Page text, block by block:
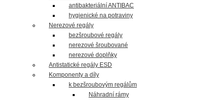
antibakteriální ANTIBAC
hygienické na potraviny
Nerezové regály
bezšroubové regály
nerezové šroubované
nerezové doplňky
Antistatické regály ESD
Komponenty a díly
k bezšroubovým regálům
Náhradní rámy